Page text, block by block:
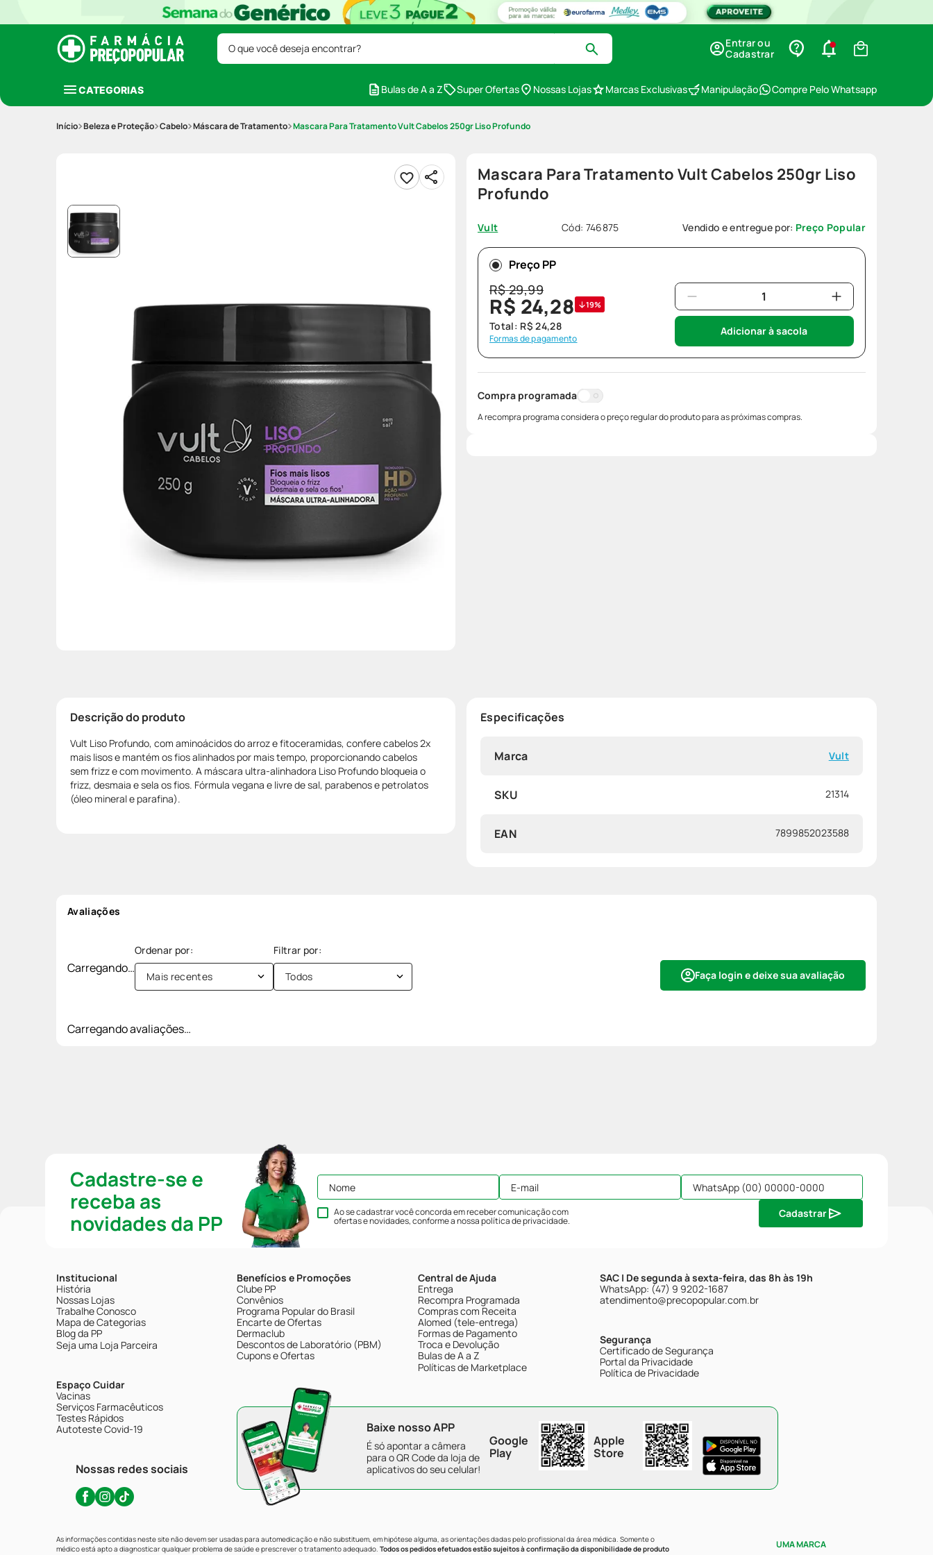
O que você deseja encontrar?
Entrar ou
Cadastrar
CATEGORIAS Bulas de A a Z Super Ofertas Nossas Lojas Marcas Exclusivas Manipulação Compre Pelo Whatsapp
Beleza e Proteção Cabelo Máscara de Tratamento Mascara Para Tratamento Vult Cabelos 250gr Liso Profundo
Mascara Para Tratamento Vult Cabelos 250gr Liso
Profundo
Vult Cód: 746875 Vendido e entregue por: Preço Popular
Preço PP
R$29,99
R$ 24,28 19%
Total: R$ 24,28
Formas de pagamento
Adicionar à sacola
Compra programada
A recompra programa considera o preço regular do produto para as próximas compras.
Descrição do produto
Vult Liso Profundo, com aminoácidos do arroz e fitoceramidas, confere cabelos 2x
mais lisos e mantém os fios alinhados por mais tempo, proporcionando cabelos
sem frizz e com movimento. A máscara ultra-alinhadora Liso Profundo bloqueia o
frizz, desmaia e sela os fios. Fórmula vegana e livre de sal, parabenos e petrolatos
(óleo mineral e parafina).
Especificações
Marca Vult
SKU 21314
EAN 7899852023588
Avaliações
Carregando… Faça login e deixe sua avaliação
Mais recentes Todos
Carregando avaliações…
Cadastre-se e
receba as
novidades da PP
Ao se cadastrar você concorda em receber comunicação com
ofertas e novidades, conforme a nossapolítica de privacidade.
Cadastrar
Institucional
História
Nossas Lojas
Trabalhe Conosco
Mapa de Categorias
Blog da PP
Seja uma Loja Parceira
Espaço Cuidar
Vacinas
Serviços Farmacêuticos
Testes Rápidos
Autoteste Covid-19
Nossas redes sociais
Benefícios e Promoções
Clube PP
Convênios
Programa Popular do Brasil
Encarte de Ofertas
Dermaclub
Descontos de Laboratório (PBM)
Cupons e Ofertas
Central de Ajuda
Entrega
Recompra Programada
Compras com Receita
Alomed (tele-entrega)
Formas de Pagamento
Troca e Devolução
Bulas de A a Z
Políticas de Marketplace
SAC | De segunda à sexta-feira, das 8h às 19h
WhatsApp: (47) 9 9202-1687
atendimento@precopopular.com.br
Segurança
Certificado de Segurança
Portal da Privacidade
Política de Privacidade
Baixe nosso APP
É só apontar a câmera
para o QR Code da loja de
aplicativos do seu celular!
Google
Play
Apple
Store
As informações contidas neste site não devem ser usadas para automedicação e não substituem, em hipótese alguma, as orientações dadas pelo profissional da área médica. Somente o
médico está apto a diagnosticar qualquer problema de saúde e prescrever o tratamento adequado. Todos os pedidos efetuados estão sujeitos à confirmação da disponibilidade de produto
UMA MARCA